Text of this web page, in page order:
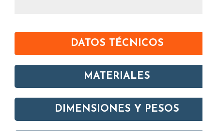
DATOS TÉCNICOS
MATERIALES
DIMENSIONES Y PESOS